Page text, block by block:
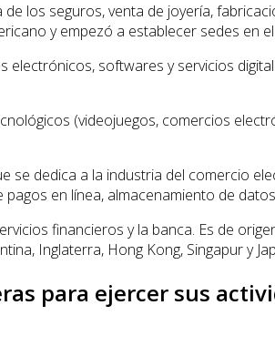
los seguros, venta de joyería,
y empezó a establecer sedes en
softwares y servicios
(videojuegos, comercios
dedica a la industria del comercio
en línea, almacenamiento de
financieros y la banca. Es de
Inglaterra, Hong Kong, Singapur y
para ejercer sus